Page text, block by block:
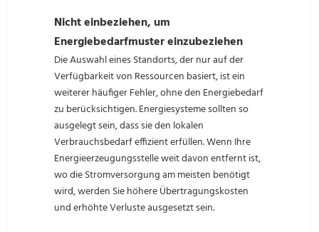
Nicht einbeziehen, um
Energiebedarfmuster einzubeziehen
Die Auswahl eines Standorts, der nur auf der
Verfügbarkeit von Ressourcen basiert, ist ein
weiterer häufiger Fehler, ohne den Energiebedarf
zu berücksichtigen. Energiesysteme sollten so
ausgelegt sein, dass sie den lokalen
Verbrauchsbedarf effizient erfüllen. Wenn Ihre
Energieerzeugungsstelle weit davon entfernt ist,
wo die Stromversorgung am meisten benötigt
wird, werden Sie höhere Übertragungskosten
und erhöhte Verluste ausgesetzt sein.